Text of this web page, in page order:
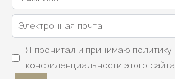
Я прочитал и принимаю политику
конфиденциальности этого сайта